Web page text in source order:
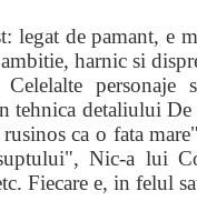
legat de pamant, e
harnic si
personaje
tehnica detaliului
ca o fata
Nic-a lui
Fiecare e, in felul